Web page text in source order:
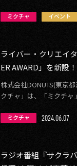
ミクチャ イベント
ライバー・クリエイ
ER AWARD」を新設
株式会社DONUTS(東京
クチャ」は、「ミクチ
ミクチャ 2024.06.07
ラジオ番組『サクラ